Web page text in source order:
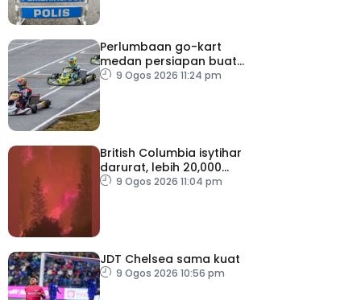
Perlumbaan go-kart
medan persiapan buat
Putera Adam
9 Ogos 2026 11:24 pm
British Columbia isytihar
darurat, lebih 20,000
penduduk dipindahkan
9 Ogos 2026 11:04 pm
JDT Chelsea sama kuat
9 Ogos 2026 10:56 pm